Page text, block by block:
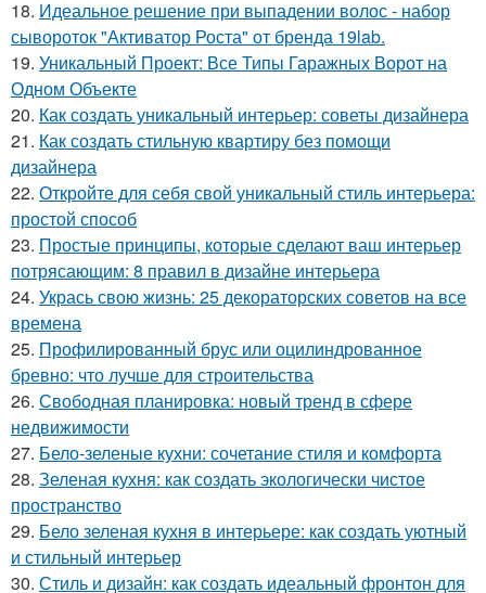
18. Идеальное решение при выпадении волос - набор
сывороток "Активатор Роста" от бренда 19lab.
19. Уникальный Проект: Все Типы Гаражных Ворот на
Одном Объекте
20. Как создать уникальный интерьер: советы дизайнера
21. Как создать стильную квартиру без помощи
дизайнера
22. Откройте для себя свой уникальный стиль интерьера:
простой способ
23. Простые принципы, которые сделают ваш интерьер
потрясающим: 8 правил в дизайне интерьера
24. Укрась свою жизнь: 25 декораторских советов на все
времена
25. Профилированный брус или оцилиндрованное
бревно: что лучше для строительства
26. Свободная планировка: новый тренд в сфере
недвижимости
27. Бело-зеленые кухни: сочетание стиля и комфорта
28. Зеленая кухня: как создать экологически чистое
пространство
29. Бело зеленая кухня в интерьере: как создать уютный
и стильный интерьер
30. Стиль и дизайн: как создать идеальный фронтон для